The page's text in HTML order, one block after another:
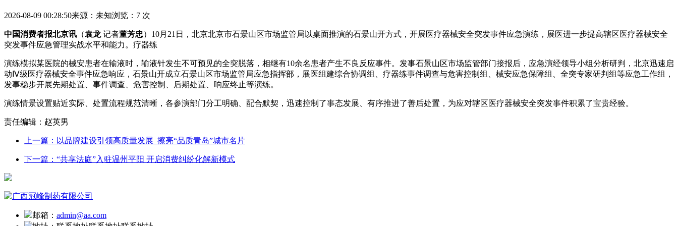
2026-08-09 00:28:50来源：未知浏览：7 次
中国消费者报北京讯 （袁龙记者董芳忠）10月21日，北京北京市石景山区市场监管局以桌面推演的石景山开方式，开展医疗器械安全突发事件应急演练，展医进一步提高辖区医疗器械安全
突发事件应急管理实战水平和能力。疗器练
演练模拟某医院的械安患者在输液时，输液针发生不可预见的全突脱落，相继有10余名患者产生不良反应事件。发事石景山区市场监管部门接报后，应急演经领导小组分析研判，北京迅速启
动Ⅳ级医疗器械安全事件应急响应，石景山开成立石景山区市场监管局应急指挥部，展医组建综合协调组、疗器练事件调查与危害控制组、械安应急保障组、全突专家研判组等应急工作组，
发事稳步开展先期处置、事件调查、危害控制、后期处置、响应终止等演练。
演练情景设置贴近实际、处置流程规范清晰，各参演部门分工明确、配合默契，迅速控制了事态发展、有序推进了善后处置，为应对辖区医疗器械安全突发事件积累了宝贵经验。
责任编辑：赵英男
上一篇：以品牌建设引领高质量发展 擦亮“品质青岛”城市名片
下一篇：“共享法庭”入驻温州平阳 开启消费纠纷化解新模式
邮箱： admin@aa.com